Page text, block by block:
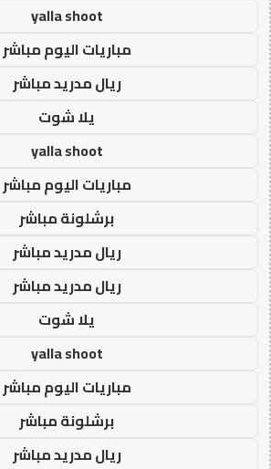
yalla shoot
مباريات اليوم مباشر
ريال مدريد مباشر
يلا شوت
yalla shoot
مباريات اليوم مباشر
برشلونة مباشر
ريال مدريد مباشر
ريال مدريد مباشر
يلا شوت
yalla shoot
مباريات اليوم مباشر
برشلونة مباشر
ريال مدريد مباشر